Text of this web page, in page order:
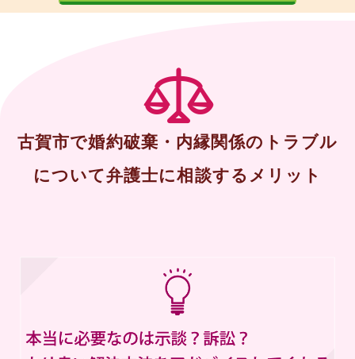
古賀市で婚約破棄・内縁関係のトラブル
について弁護士に相談するメリット